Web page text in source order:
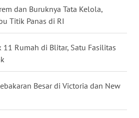
dan Buruknya Tata Kelola,
Titik Panas di RI
11 Rumah di Blitar, Satu Fasilitas
Besar di Victoria dan New